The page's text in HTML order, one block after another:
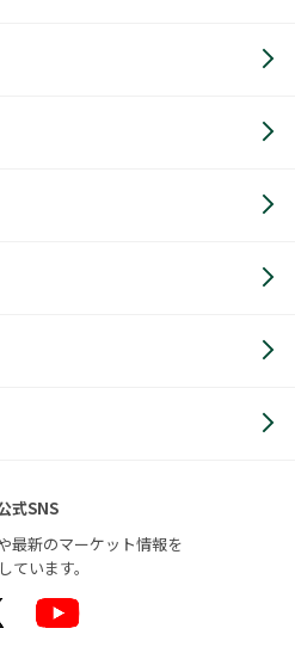
式SNS
最新のマーケット情報を
ています。